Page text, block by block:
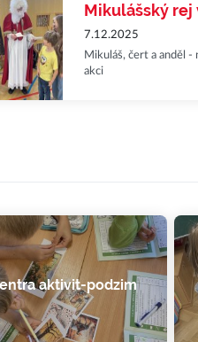
Mikulášský
7.12.2025
Mikuláš, čert a anděl -
akci
aktivit-podzim